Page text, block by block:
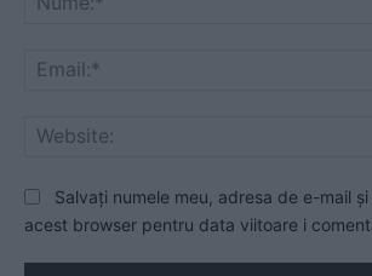
Salvați numele meu, adresa de e-mail
acest browser pentru data viitoare i